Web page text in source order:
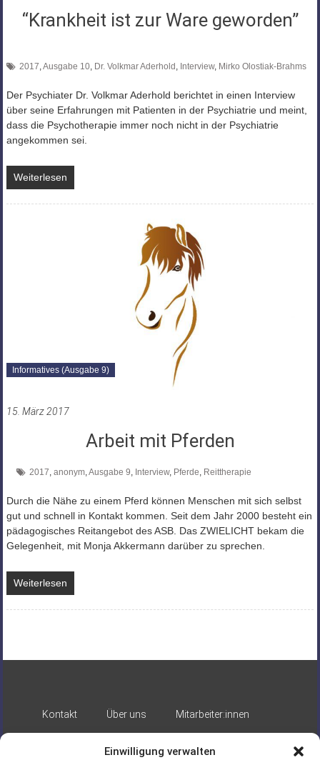
Einwilligung verwalten
“Krankheit ist zur Ware geworden”
2017 Ausgabe 10, Dr. Volkmar Aderhold Interview, Mirko Olostiak-Brahms
Der Psychiater Dr. Volkmar Aderhold berichtet in einen Interview
über seine Erfahrungen mit Patienten in der Psychiatrie und meint,
dass die Psychotherapie immer noch nicht in der Psychiatrie
angekommen sei.
Weiterlesen
Informatives (Ausgabe 9)
15. März 2017
Arbeit mit Pferden
2017, anonym,Ausgabe 9, Interview, Pferde, Reittherapie
Durch die Nähe zu einem Pferd können Menschen mit sich selbst
gut und schnell in Kontakt kommen. Seit dem Jahr 2000 besteht ein
pädagogisches Reitangebot des ASB. Das ZWIELICHT bekam die
Gelegenheit, mit Monja Akkermann darüber zu sprechen.
Weiterlesen
Kontakt Über uns
Mitarbeiter:innen